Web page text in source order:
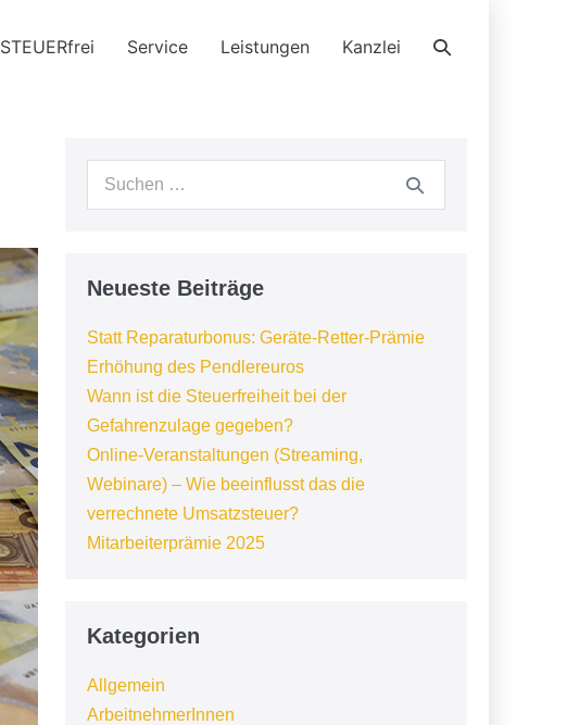
STEUERfrei Service Leistungen Kanzlei
Suche-
Suchen
Neueste Beiträge
Statt Reparaturbonus: Geräte-Retter-Prämie
Erhöhung des Pendlereuros
Wann ist die Steuerfreiheit bei der
Gefahrenzulage gegeben?
Online-Veranstaltungen (Streaming,
Webinare) – Wie beeinflusst das die
verrechnete Umsatzsteuer?
Mitarbeiterprämie 2025
Kategorien
Allgemein
ArbeitnehmerInnen